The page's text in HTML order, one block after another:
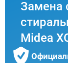
Замена
Midea